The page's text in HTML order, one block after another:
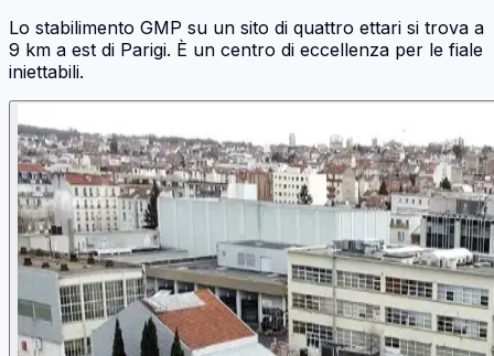
Lo stabilimento GMP su un sito di quattro ettari si trova a
9 km a est di Parigi. È un centro di eccellenza per le fiale
iniettabili.